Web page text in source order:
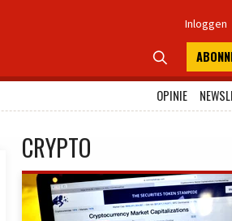
Inloggen

OPINIE
CRYPTO